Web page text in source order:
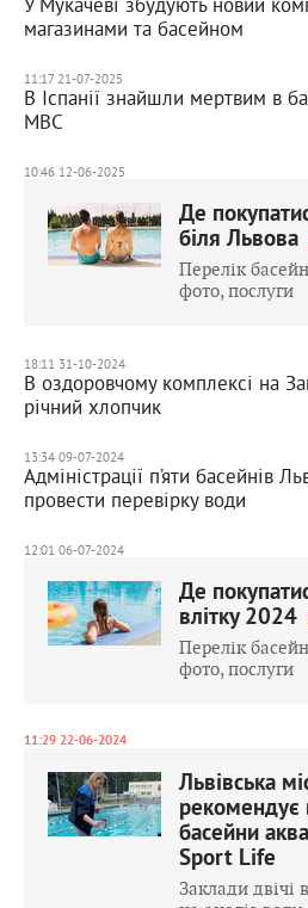
магазинами та басейном
11:17 21-07-2025
В Іспанії знайшли мертвим в
МВС
10:46 12-06-2025
Де
біля Львова
Перелік
фото, послуги
18:11 31-10-2024
В оздоровчому комплексі на
річний хлопчик
13:34 09-07-2024
Адміністрації п’яти басейнів
провести перевірку води
12:01 06-07-2024
Де
влітку 2024
Перелік
фото, послуги
11:29 22-06-2024
Львівська
рекомендує
басейни
Sport Life
Заклади двічі